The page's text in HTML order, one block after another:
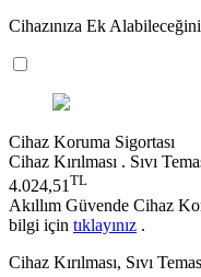
Cihazınıza Ek
Cihaz Koruma Sigortası
Cihaz Kırılması . Sıvı
4.024,51TL
Akıllım Güvende Cihaz
bilgi için tıklayınız .
Cihaz Kırılması, Sıvı